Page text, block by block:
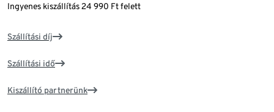
Ingyenes kiszállítás 24 990 Ft felett
Szállítási díj
Szállítási idő
Kiszállító partnerünk